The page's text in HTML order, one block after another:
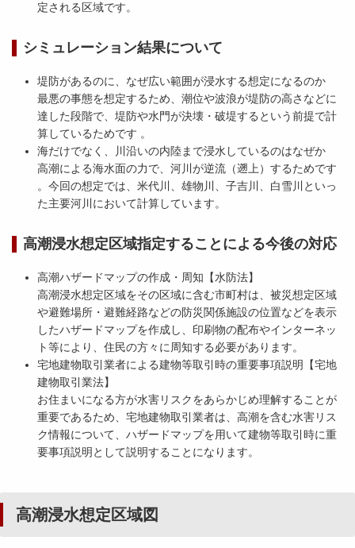
定される区域です。
シミュレーション結果について
堤防があるのに、なぜ広い範囲が浸水する想定になるのか
最悪の事態を想定するため、潮位や波浪が堤防の高さなどに
達した段階で、堤防や水門が決壊・破堤するという前提で計
算しているためです 。
海だけでなく、川沿いの内陸まで浸水しているのはなぜか
高潮による海水面の力で、河川が逆流（遡上）するためです
。今回の想定では、米代川、雄物川、子吉川、白雪川といっ
た主要河川において計算しています。
高潮浸水想定区域指定することによる今後の対応
高潮ハザードマップの作成・周知【水防法】
高潮浸水想定区域をその区域に含む市町村は、被災想定区域
や避難場所・避難経路などの防災関係施設の位置などを表示
したハザードマップを作成し、印刷物の配布やインターネッ
ト等により、住民の方々に周知する必要があります。
宅地建物取引業者による建物等取引時の重要事項説明【宅地
建物取引業法】
お住まいになる方が水害リスクをあらかじめ理解することが
重要であるため、宅地建物取引業者は、高潮を含む水害リス
ク情報について、ハザードマップを用いて建物等取引時に重
要事項説明として説明することになります。
高潮浸水想定区域図